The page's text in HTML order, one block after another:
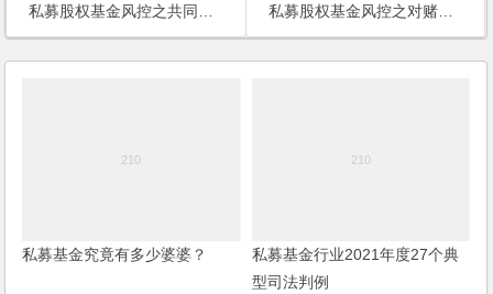
私募股权基金风控之共同出售权条款
私募股权基金风控之对赌条款
私募基金究竟有多少婆婆？
私募基金行业2021年度27个典
型司法判例